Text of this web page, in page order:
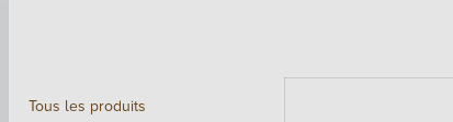
Tous les produits